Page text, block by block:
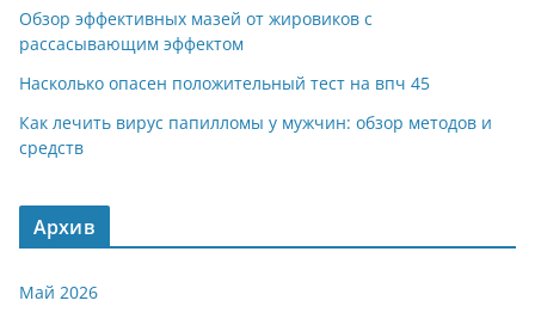
Обзор эффективных мазей от жировиков с
рассасывающим эффектом
Насколько опасен положительный тест на впч 45
Как лечить вирус папилломы у мужчин: обзор методов и
средств
Архив
Май 2026